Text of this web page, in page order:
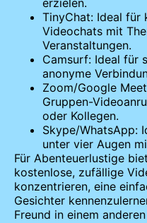
erzielen.
TinyChat: Ideal für
Videochats mit
Veranstaltungen.
Camsurf: Ideal für
anonyme
Zoom/Google
Gruppen-
oder Kollegen.
Skype/WhatsApp:
unter vier Augen
Für Abenteuerlustige
kostenlose, zufällige
konzentrieren, eine
Gesichter
Freund in einem